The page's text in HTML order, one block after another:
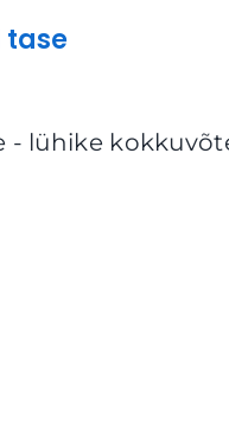
tase
- lühike